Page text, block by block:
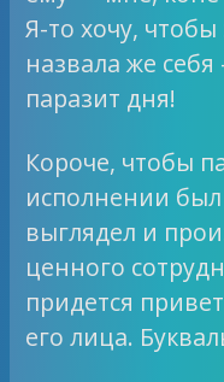
Я-то хочу,
назвала же
паразит дня!
Короче, чтобы
исполнении
выглядел и
ценного
придется
его лица.